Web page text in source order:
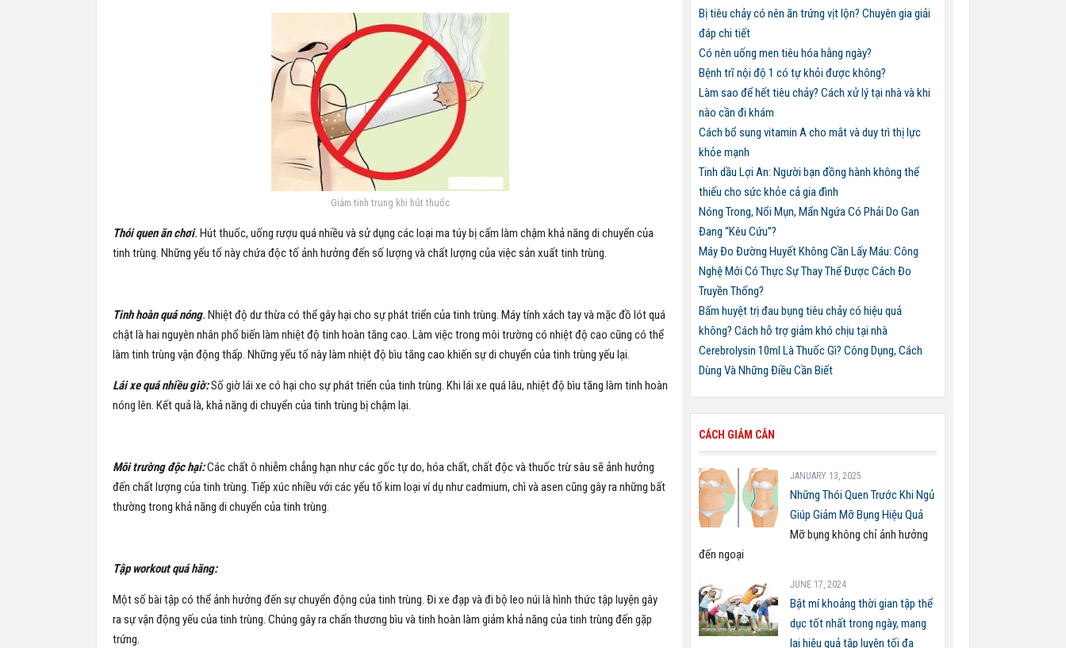
Giảm tinh trung khi hút thuốc
Thói quen ăn chơi. Hút thuốc, uống rượu quá nhiều và sử dụng các loại ma túy bị cấm làm chậm khả năng di chuyển của
tinh trùng. Những yếu tố này chứa độc tố ảnh hưởng đến số lượng và chất lượng của việc sản xuất tinh trùng.
Tinh hoàn quá nóng. Nhiệt độ dư thừa có thể gây hại cho sự phát triển của tinh trùng. Máy tính xách tay và mặc đồ lót quá
chật là hai nguyên nhân phổ biến làm nhiệt độ tinh hoàn tăng cao. Làm việc trong môi trường có nhiệt độ cao cũng có thể
làm tinh trùng vận động thấp. Những yếu tố này làm nhiệt độ bìu tăng cao khiến sự di chuyển của tinh trùng yếu lại.
Lái xe quá nhiều giờ:Số giờ lái xe có hại cho sự phát triển của tinh trùng. Khi lái xe quá lâu, nhiệt độ bìu tăng làm tinh hoàn
nóng lên. Kết quả là, khả năng di chuyển của tinh trùng bị chậm lại.
Môi trường độc hại:Các chất ô nhiễm chẳng hạn như các gốc tự do, hóa chất, chất độc và thuốc trừ sâu sẽ ảnh hưởng
đến chất lượng của tinh trùng. Tiếp xúc nhiều với các yếu tố kim loại ví dụ như cadmium, chì và asen cũng gây ra những bất
thường trong khả năng di chuyển của tinh trùng.
Tập workout quá hăng:
Một số bài tập có thể ảnh hưởng đến sự chuyển động của tinh trùng. Đi xe đạp và đi bộ leo núi là hình thức tập luyện gây
ra sự vận động yếu của tinh trùng. Chúng gây ra chấn thương bìu và tinh hoàn làm giảm khả năng của tinh trùng đến gặp
trứng.
Bị tiêu chảy có nên ăn trứng vịt lộn? Chuyên gia giải
đáp chi tiết
Có nên uống men tiêu hóa hằng ngày?
Bệnh trĩ nội độ 1 có tự khỏi được không?
Làm sao để hết tiêu chảy? Cách xử lý tại nhà và khi
nào cần đi khám
Cách bổ sung vitamin A cho mắt và duy trì thị lực
khỏe mạnh
Tinh dầu Lợi An: Người bạn đồng hành không thể
thiếu cho sức khỏe cả gia đình
Nóng Trong, Nổi Mụn, Mẩn Ngứa Có Phải Do Gan
Đang “Kêu Cứu”?
Máy Đo Đường Huyết Không Cần Lấy Máu: Công
Nghệ Mới Có Thực Sự Thay Thế Được Cách Đo
Truyền Thống?
Bấm huyệt trị đau bụng tiêu chảy có hiệu quả
không? Cách hỗ trợ giảm khó chịu tại nhà
Cerebrolysin 10ml Là Thuốc Gì? Công Dụng, Cách
Dùng Và Những Điều Cần Biết
CÁCH GIẢM CÂN
JANUARY 13, 2025
Những Thói Quen Trước Khi Ngủ
Giúp Giảm Mỡ Bụng Hiệu Quả
Mỡ bụng không chỉ ảnh hưởng
đến ngoại
JUNE 17, 2024
Bật mí khoảng thời gian tập thể
dục tốt nhất trong ngày, mang
lại hiệu quả tập luyện tối đa